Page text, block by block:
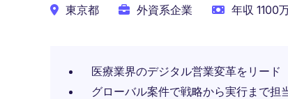
東京都 外資系企業 年収 1100
医療業界のデジタル営業変革をリード
グローバル案件で戦略から実行まで担